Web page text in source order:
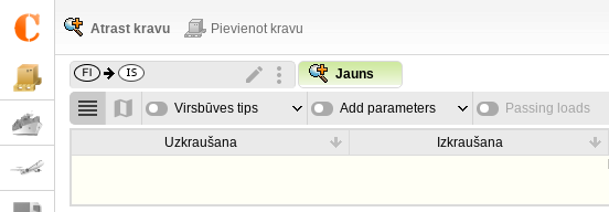
Atrast kravu Pievienot kravu
Jauns
Virsbūves tips Add parameters Passing loads
Uzkraušana Izkraušana